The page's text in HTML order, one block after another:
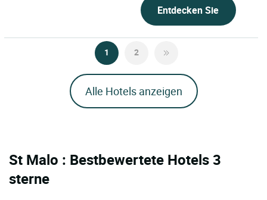
Entdecken Sie
1 2
Alle Hotels anzeigen
St Malo : Bestbewertete Hotels 3
sterne